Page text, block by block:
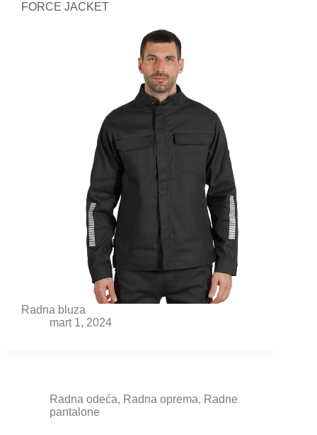
FORCE JACKET
Radna bluza
mart 1, 2024
Radna odeća, Radna oprema, Radne
pantalone